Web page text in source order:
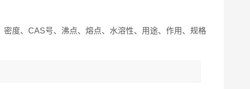
度、CAS号、沸点、熔点、水溶性、用途、作用、规格